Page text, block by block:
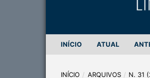
INÍCIO ATUAL
INÍCIO / ARQUIVOS / N. 31